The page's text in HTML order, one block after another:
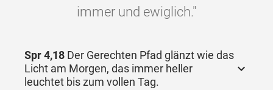
immer und ewiglich."
Spr 4,18 Der Gerechten Pfad glänzt wie das
Licht am Morgen, das immer heller
leuchtet bis zum vollen Tag.